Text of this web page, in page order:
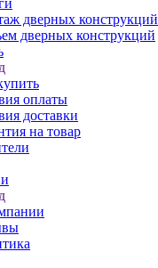
дверных конструкций
дверных конструкций
оплаты
доставки
на товар